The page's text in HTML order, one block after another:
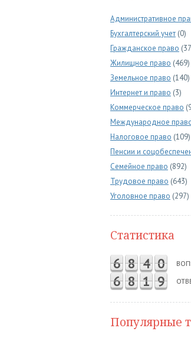
Административное
Бухгалтерский учет (0)
Гражданское право
Жилищное право (469)
Земельное право (140)
Интернет и право (3)
Коммерческое право
Международное
Налоговое право (109)
Пенсии и
Семейное право (892)
Трудовое право (643)
Уголовное право (297)
Статистика
6 8 4 0
6 8 1 9
Популярные